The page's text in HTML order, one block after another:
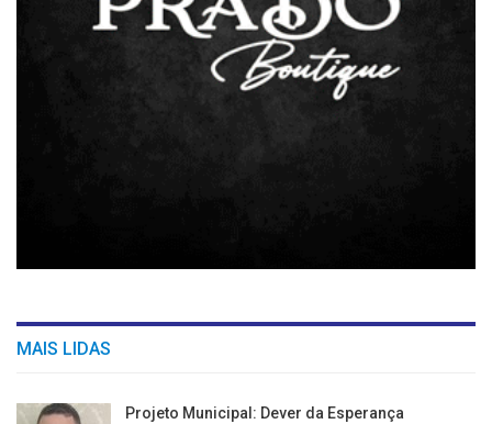
MAIS LIDAS
Projeto Municipal: Dever da Esperança